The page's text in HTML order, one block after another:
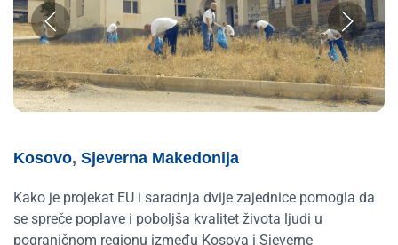
Kosovo, Sjeverna Makedonija
Kako je projekat EU i saradnja dvije zajednice pomogla da
se spreče poplave i poboljša kvalitet života ljudi u
pograničnom regionu između Kosova i Sjeverne